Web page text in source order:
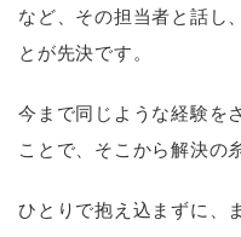
など、その担当者と話し
とが先決です。
今まで同じような経験を
ことで、そこから解決の
ひとりで抱え込まずに、